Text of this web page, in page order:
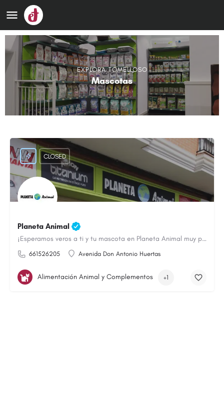
EXPLORA TOMELLOSO
Mascotas
Planeta Animal
¡Esperamos veros a ti y tu mascota en Planeta Animal muy pronto!
661526205 Avenida Don Antonio Huertas
CLOSED
Alimentación Animal y Complementos +1